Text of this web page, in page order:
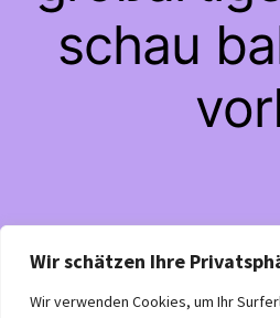
Wir schätzen Ihre
Wir verwenden Cookies, um Ihr
schau